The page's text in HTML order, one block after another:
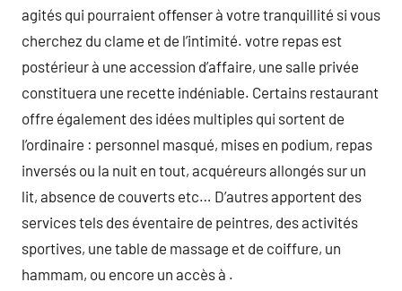
agités qui pourraient offenser à votre tranquillité si vous
cherchez du clame et de l’intimité. votre repas est
postérieur à une accession d’affaire, une salle privée
constituera une recette indéniable. Certains restaurant
offre également des idées multiples qui sortent de
l’ordinaire : personnel masqué, mises en podium, repas
inversés ou la nuit en tout, acquéreurs allongés sur un
lit, absence de couverts etc… D’autres apportent des
services tels des éventaire de peintres, des activités
sportives, une table de massage et de coiffure, un
hammam, ou encore un accès à .